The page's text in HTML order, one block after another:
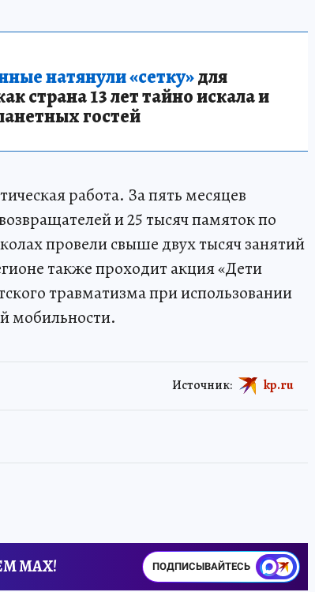
натянули «сетку»для
страна 13 лет тайно искала и
гостей
работа. За пять месяцев
и 25 тысяч памяток по
провели свыше двух тысяч занятий
также проходит акция «Дети
травматизма при использовании
мобильности.
Источник: kp.ru
MAX! ПОДПИСЫВАЙТЕСЬ